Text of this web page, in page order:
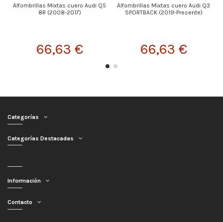
Alfombrillas Mixtas cuero Audi Q5
8R (2008-2017)
66,63 €
Alfombrillas Mixtas cuero Audi Q3
SPORTBACK (2019-Presente)
66,63 €
Categorías
Categorías Destacadas
Información
Contacto